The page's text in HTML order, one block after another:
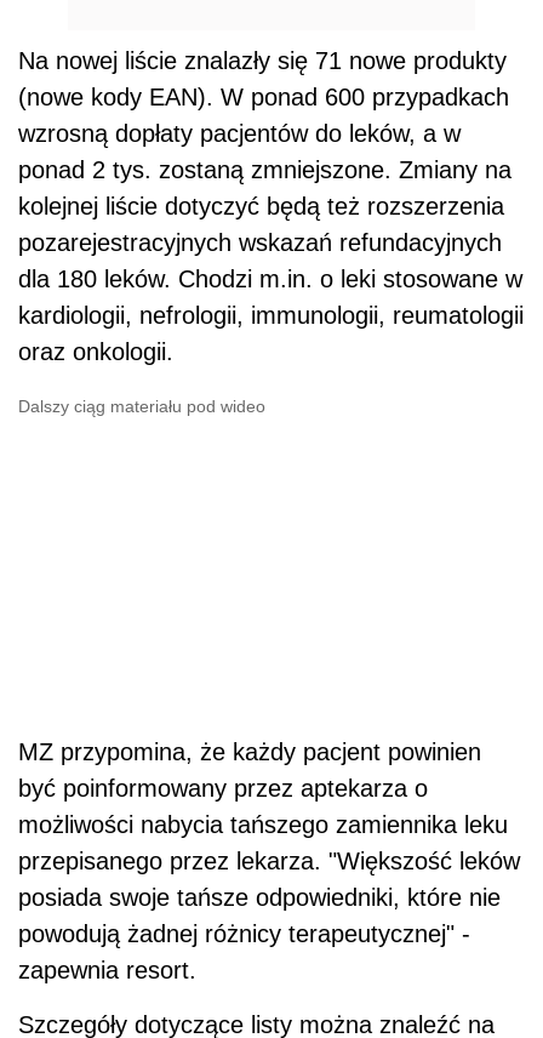
Na nowej liście znalazły się 71 nowe produkty
(nowe kody EAN). W ponad 600 przypadkach
wzrosną dopłaty pacjentów do leków, a w
ponad 2 tys. zostaną zmniejszone. Zmiany na
kolejnej liście dotyczyć będą też rozszerzenia
pozarejestracyjnych wskazań refundacyjnych
dla 180 leków. Chodzi m.in. o leki stosowane w
kardiologii, nefrologii, immunologii, reumatologii
oraz onkologii.
Dalszy ciąg materiału pod wideo
MZ przypomina, że każdy pacjent powinien
być poinformowany przez aptekarza o
możliwości nabycia tańszego zamiennika leku
przepisanego przez lekarza. "Większość leków
posiada swoje tańsze odpowiedniki, które nie
powodują żadnej różnicy terapeutycznej" -
zapewnia resort.
Szczegóły dotyczące listy można znaleźć na